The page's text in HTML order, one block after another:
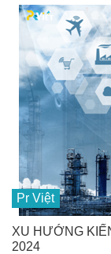
hiện đại và chất
không chỉ mang
mái cho người sử
Pr Việt
XU HƯỚNG
2024